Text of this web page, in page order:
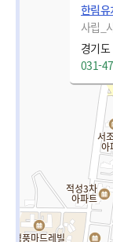
한림유
사립_
경기
031-